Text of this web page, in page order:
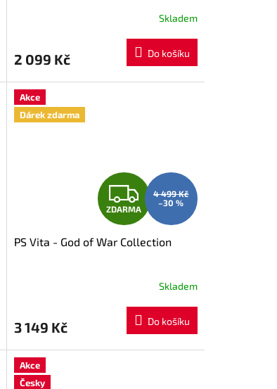
M
A
Skladem
2 099 Kč Do košíku
Akce
Dárek zdarma
Z
D
A
M
A
ZDARMA
4 499 Kč
–30 %
PS Vita - God of War Collection
Skladem
3 149 Kč Do košíku
Akce
Česky